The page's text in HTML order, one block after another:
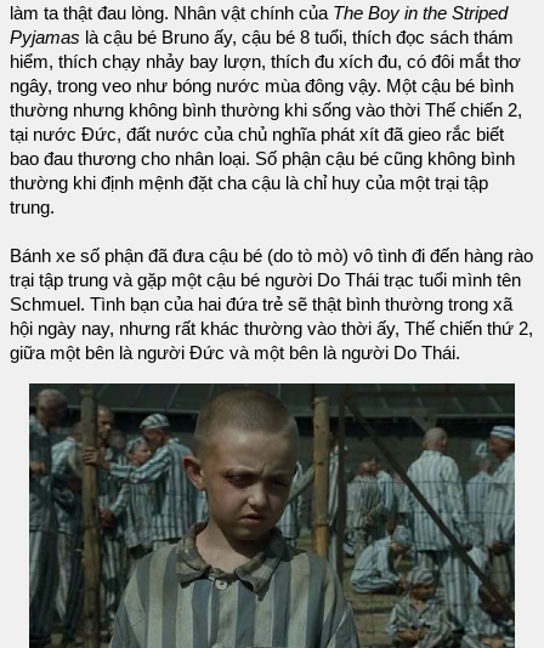
làm ta thật đau lòng. Nhân vật chính của The Boy in the Striped
Pyjamas là cậu bé Bruno ấy, cậu bé 8 tuổi, thích đọc sách thám
hiểm, thích chạy nhảy bay lượn, thích đu xích đu, có đôi mắt thơ
ngây, trong veo như bóng nước mùa đông vậy. Một cậu bé bình
thường nhưng không bình thường khi sống vào thời Thế chiến 2,
tại nước Đức, đất nước của chủ nghĩa phát xít đã gieo rắc biết
bao đau thương cho nhân loại. Số phận cậu bé cũng không bình
thường khi định mệnh đặt cha cậu là chỉ huy của một trại tập
trung.
Bánh xe số phận đã đưa cậu bé (do tò mò) vô tình đi đến hàng rào
trại tập trung và gặp một cậu bé người Do Thái trạc tuổi mình tên
Schmuel. Tình bạn của hai đứa trẻ sẽ thật bình thường trong xã
hội ngày nay, nhưng rất khác thường vào thời ấy, Thế chiến thứ 2,
giữa một bên là người Đức và một bên là người Do Thái.